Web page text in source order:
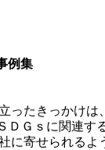
例集
ったきっかけ
ＤＧｓに関連す
に寄せられるよ